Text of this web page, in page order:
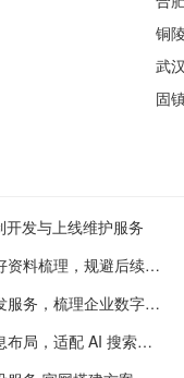
铜
武
固
开发与上线维护服务
理，规避后续各类使用难题
梳理企业数字化落地常见难点
配 AI 搜索需要留意这些要点